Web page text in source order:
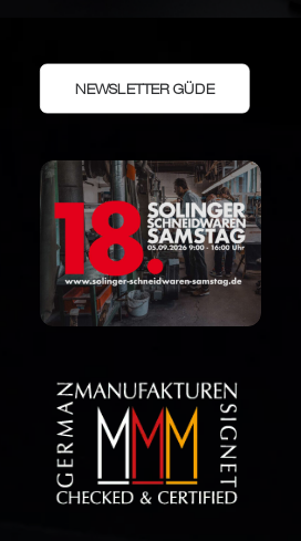
NEWSLETTER GÜDE